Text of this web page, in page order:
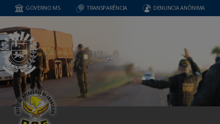
GOVERNO MS TRANSPARÊNCIA DENUNCIA ANÔNIMA